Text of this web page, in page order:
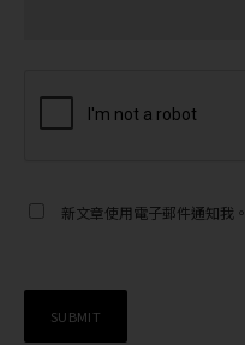
新文章使用電子郵件通知我。